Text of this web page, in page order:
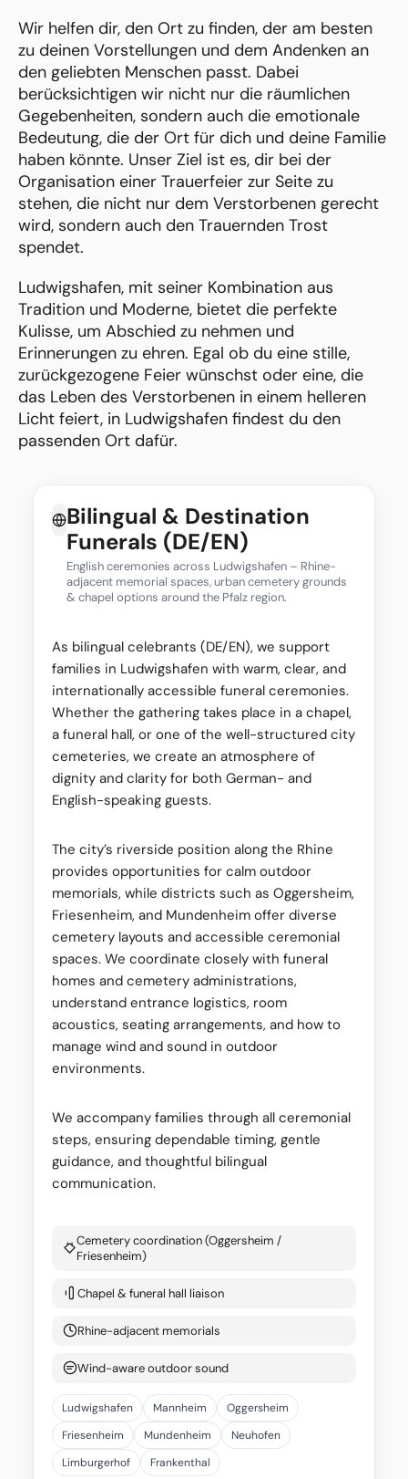
Wir helfen dir, den Ort zu finden, der am besten
zu deinen Vorstellungen und dem Andenken an
den geliebten Menschen passt. Dabei
berücksichtigen wir nicht nur die räumlichen
Gegebenheiten, sondern auch die emotionale
Bedeutung, die der Ort für dich und deine Familie
haben könnte. Unser Ziel ist es, dir bei der
Organisation einer Trauerfeier zur Seite zu
stehen, die nicht nur dem Verstorbenen gerecht
wird, sondern auch den Trauernden Trost
spendet.
Ludwigshafen, mit seiner Kombination aus
Tradition und Moderne, bietet die perfekte
Kulisse, um Abschied zu nehmen und
Erinnerungen zu ehren. Egal ob du eine stille,
zurückgezogene Feier wünschst oder eine, die
das Leben des Verstorbenen in einem helleren
Licht feiert, in Ludwigshafen findest du den
passenden Ort dafür.
Bilingual & Destination
Funerals (DE/EN)
English ceremonies across Ludwigshafen – Rhine-
adjacent memorial spaces, urban cemetery grounds
& chapel options around the Pfalz region.
As bilingual celebrants (DE/EN), we support
families in Ludwigshafen with warm, clear, and
internationally accessible funeral ceremonies.
Whether the gathering takes place in a chapel,
a funeral hall, or one of the well-structured city
cemeteries, we create an atmosphere of
dignity and clarity for both German- and
English-speaking guests.
The city’s riverside position along the Rhine
provides opportunities for calm outdoor
memorials, while districts such as Oggersheim,
Friesenheim, and Mundenheim offer diverse
cemetery layouts and accessible ceremonial
spaces. We coordinate closely with funeral
homes and cemetery administrations,
understand entrance logistics, room
acoustics, seating arrangements, and how to
manage wind and sound in outdoor
environments.
We accompany families through all ceremonial
steps, ensuring dependable timing, gentle
guidance, and thoughtful bilingual
communication.
Cemetery coordination (Oggersheim /
Friesenheim)
Chapel & funeral hall liaison
Rhine-adjacent memorials
Wind-aware outdoor sound
Ludwigshafen Mannheim
Oggersheim
Friesenheim
Mundenheim
Neuhofen
Limburgerhof
Frankenthal